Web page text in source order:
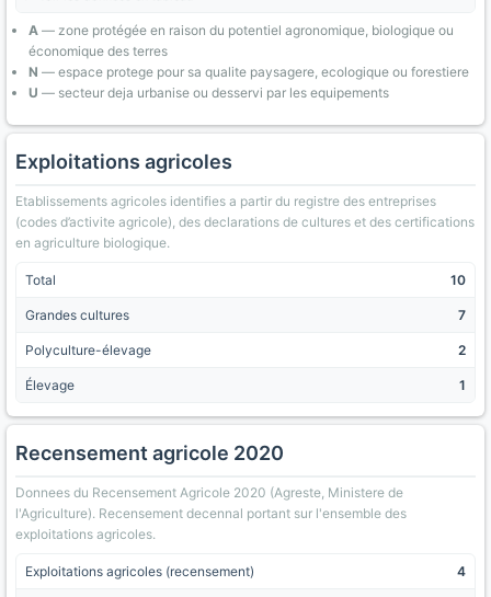
A — zone protégée en raison du potentiel agronomique, biologique ou
économique des terres
N — espace protege pour sa qualite paysagere, ecologique ou forestiere
U — secteur deja urbanise ou desservi par les equipements
Exploitations agricoles
Etablissements agricoles identifies a partir du registre des entreprises
(codes d’activite agricole), des declarations de cultures et des certifications
en agriculture biologique.
Total 10
Grandes cultures 7
Polyculture-élevage 2
Élevage 1
Recensement agricole 2020
Donnees du Recensement Agricole 2020 (Agreste, Ministere de
l'Agriculture). Recensement decennal portant sur l'ensemble des
exploitations agricoles.
Exploitations agricoles (recensement) 4